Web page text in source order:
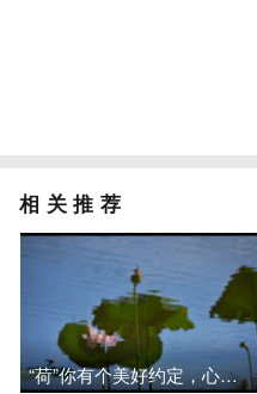
相关推荐
“荷”你有个美好约定，心情愉快安度盛夏。江苏无锡锡山区锡北镇